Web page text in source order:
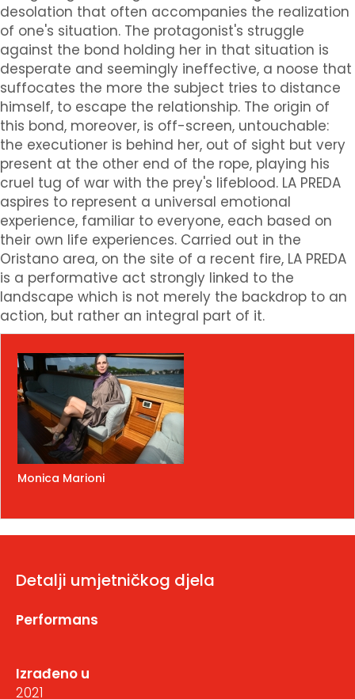
desolation that often accompanies the realization
of one's situation. The protagonist's struggle
against the bond holding her in that situation is
desperate and seemingly ineffective, a noose that
suffocates the more the subject tries to distance
himself, to escape the relationship. The origin of
this bond, moreover, is off-screen, untouchable:
the executioner is behind her, out of sight but very
present at the other end of the rope, playing his
cruel tug of war with the prey's lifeblood. LA PREDA
aspires to represent a universal emotional
experience, familiar to everyone, each based on
their own life experiences. Carried out in the
Oristano area, on the site of a recent fire, LA PREDA
is a performative act strongly linked to the
landscape which is not merely the backdrop to an
action, but rather an integral part of it.
Monica Marioni
Detalji umjetničkog djela
Performans
Izrađeno u
2021